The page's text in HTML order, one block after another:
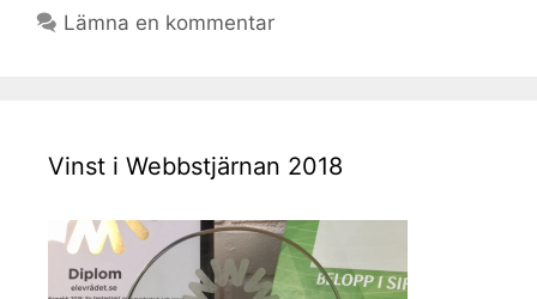
Lämna en kommentar
Vinst i Webbstjärnan 2018